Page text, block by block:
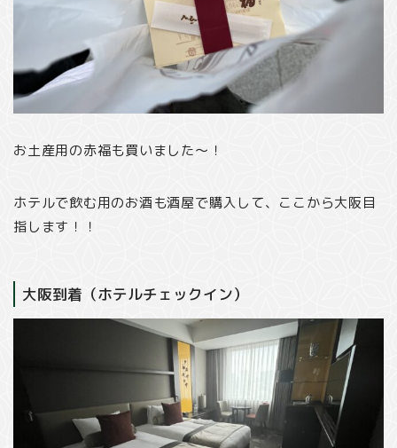
お土産用の赤福も買いました〜！
ホテルで飲む用のお酒も酒屋で購入して、ここから大阪目
指します！！
大阪到着（ホテルチェックイン）